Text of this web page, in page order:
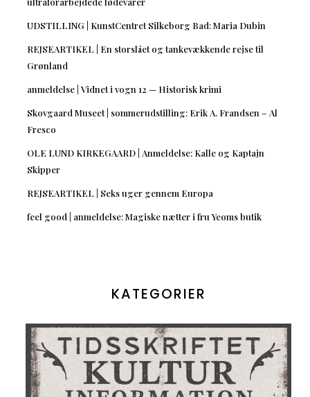
UDSTILLING | KunstCentret Silkeborg Bad: Maria Dubin
REJSEARTIKEL | En storslået og tankevækkende rejse til
Grønland
anmeldelse | Vidnet i vogn 12 — Historisk krimi
Skovgaard Museet | sommerudstilling: Erik A. Frandsen – Al
Fresco
OLE LUND KIRKEGAARD | Anmeldelse: Kalle og Kaptajn
Skipper
REJSEARTIKEL | Seks uger gennem Europa
feel good | anmeldelse: Magiske nætter i fru Yeoms butik
KATEGORIER